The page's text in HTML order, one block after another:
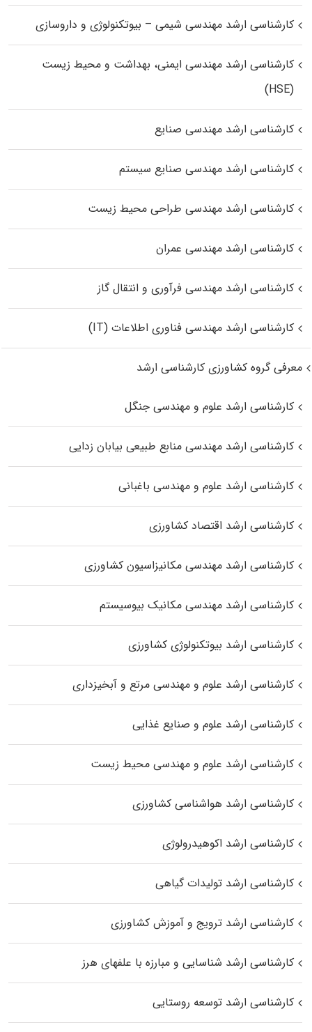
کارشناسی ارشد مهندسی شیمی – بیوتکنولوژی و داروسازی
کارشناسی ارشد مهندسی ایمنی، بهداشت و محیط زیست
(HSE)
کارشناسی ارشد مهندسی صنایع
کارشناسی ارشد مهندسی صنایع سیستم
کارشناسی ارشد مهندسی طراحی محیط زیست
کارشناسی ارشد مهندسی عمران
کارشناسی ارشد مهندسی فرآوری و انتقال گاز
کارشناسی ارشد مهندسی فناوری اطلاعات (IT)
معرفی گروه کشاورزی کارشناسی ارشد
کارشناسی ارشد علوم و مهندسی جنگل
کارشناسی ارشد مهندسی منابع طبیعی بیابان زدایی
کارشناسی ارشد علوم و مهندسی باغبانی
کارشناسی ارشد اقتصاد کشاورزی
کارشناسی ارشد مهندسی مکانیزاسیون کشاورزی
کارشناسی ارشد مهندسی مکانیک بیوسیستم
کارشناسی ارشد بیوتکنولوژی کشاورزی
کارشناسی ارشد علوم و مهندسی مرتع و آبخیزداری
کارشناسی ارشد علوم و صنایع غذایی
کارشناسی ارشد علوم و مهندسی محیط زیست
کارشناسی ارشد هواشناسی کشاورزی
کارشناسی ارشد اکوهیدرولوژی
کارشناسی ارشد تولیدات گیاهی
کارشناسی ارشد ترویج و آموزش کشاورزی
کارشناسی ارشد شناسایی و مبارزه با علفهای هرز
کارشناسی ارشد توسعه روستایی